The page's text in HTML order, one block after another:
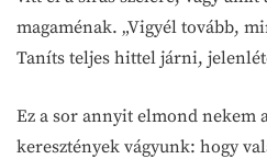
magaménak. „Vigyél tovább,
Taníts teljes hittel járni,
Ez a sor annyit elmond nekem
keresztények vágyunk: hogy